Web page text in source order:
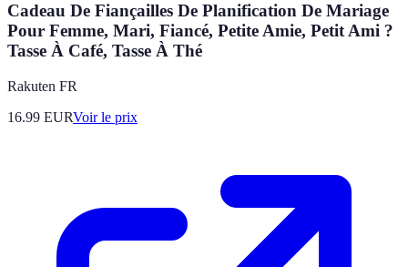
Cadeau De Fiançailles De Planification De Mariage
Pour Femme, Mari, Fiancé, Petite Amie, Petit Ami ?
Tasse À Café, Tasse À Thé
Rakuten FR
16.99 EURVoir le prix